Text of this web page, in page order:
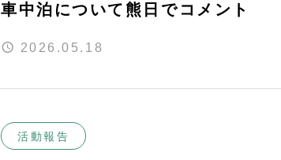
車中泊について熊日でコメント
2026.05.18
活動報告